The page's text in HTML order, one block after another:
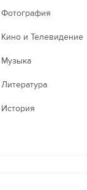
Фотография
Кино и Телевидение
Музыка
Литература
История